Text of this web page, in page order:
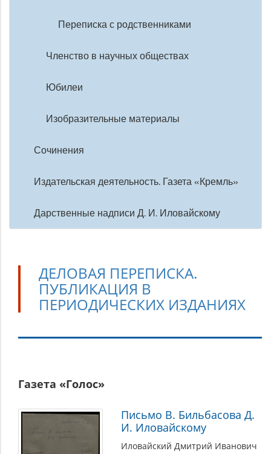
Переписка с родственниками
Членство в научных обществах
Юбилеи
Изобразительные материалы
Сочинения
Издательская деятельность. Газета «Кремль»
Дарственные надписи Д. И. Иловайскому
ДЕЛОВАЯ ПЕРЕПИСКА.
ПУБЛИКАЦИЯ В
ПЕРИОДИЧЕСКИХ ИЗДАНИЯХ
переписка.
Публикация
периодических
Газета «Голос»
Письмо В. Бильбасова Д.
И. Иловайскому
Иловайский Дмитрий Иванович